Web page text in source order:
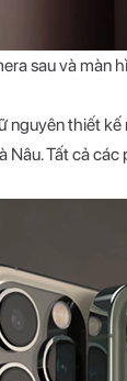
sau và màn
thiết
Tất cả